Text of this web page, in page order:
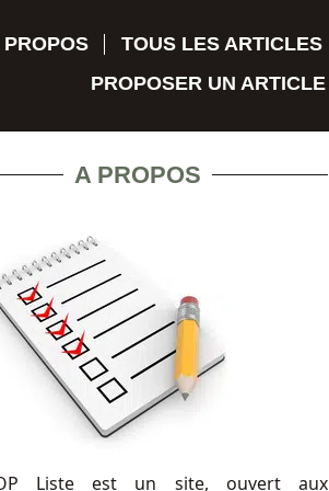
PROPOS
TOUS LES ARTICLES
PROPOSER UN ARTICLE
A PROPOS
Liste est un site, ouvert aux